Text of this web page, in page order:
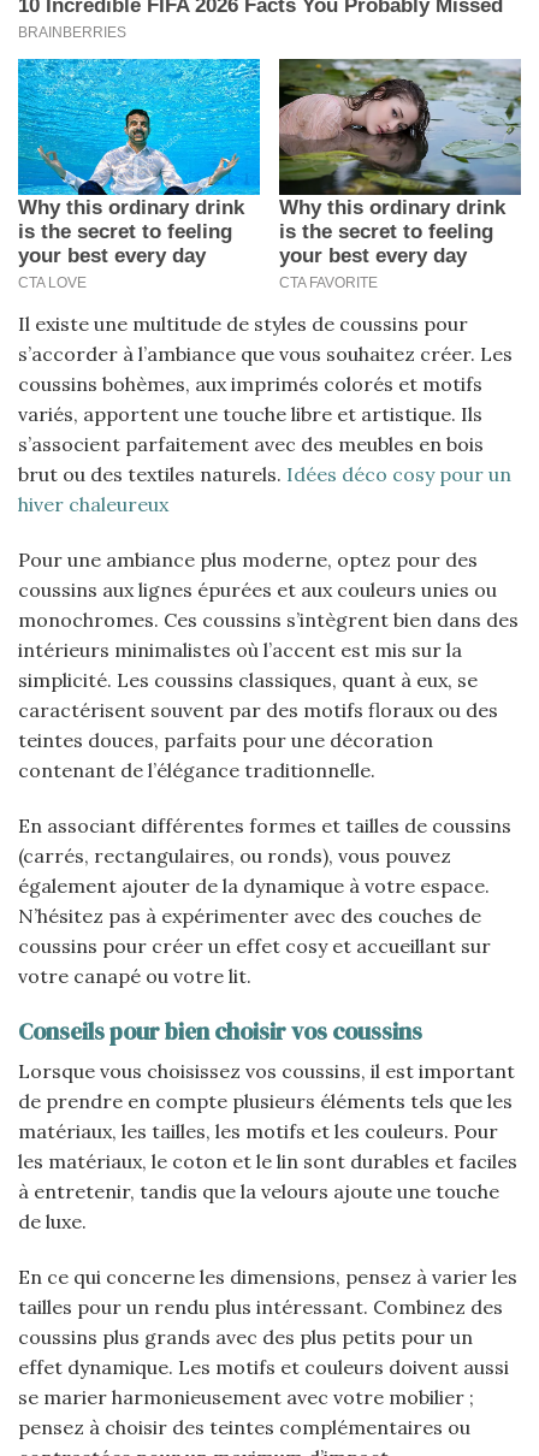
Il existe une multitude de styles de coussins pour
s’accorder à l’ambiance que vous souhaitez créer. Les
coussins bohèmes, aux imprimés colorés et motifs
variés, apportent une touche libre et artistique. Ils
s’associent parfaitement avec des meubles en bois
brut ou des textiles naturels. Idées déco cosy pour un
hiver chaleureux
Pour une ambiance plus moderne, optez pour des
coussins aux lignes épurées et aux couleurs unies ou
monochromes. Ces coussins s’intègrent bien dans des
intérieurs minimalistes où l’accent est mis sur la
simplicité. Les coussins classiques, quant à eux, se
caractérisent souvent par des motifs floraux ou des
teintes douces, parfaits pour une décoration
contenant de l’élégance traditionnelle.
En associant différentes formes et tailles de coussins
(carrés, rectangulaires, ou ronds), vous pouvez
également ajouter de la dynamique à votre espace.
N’hésitez pas à expérimenter avec des couches de
coussins pour créer un effet cosy et accueillant sur
votre canapé ou votre lit.
Conseils pour bien choisir vos coussins
Lorsque vous choisissez vos coussins, il est important
de prendre en compte plusieurs éléments tels que les
matériaux, les tailles, les motifs et les couleurs. Pour
les matériaux, le coton et le lin sont durables et faciles
à entretenir, tandis que la velours ajoute une touche
de luxe.
En ce qui concerne les dimensions, pensez à varier les
tailles pour un rendu plus intéressant. Combinez des
coussins plus grands avec des plus petits pour un
effet dynamique. Les motifs et couleurs doivent aussi
se marier harmonieusement avec votre mobilier ;
pensez à choisir des teintes complémentaires ou